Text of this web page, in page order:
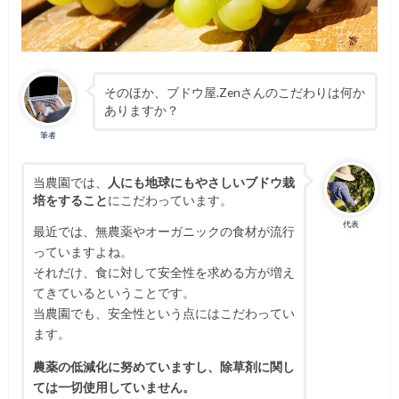
筆者
そのほか、ブドウ屋.Zenさんのこだわりは何か
ありますか？
代表
当農園では、
人にも地球にもやさしいブドウ栽
培をすることにこだわっています。
最近では、無農薬やオーガニックの食材が流行
っていますよね。
それだけ、食に対して安全性を求める方が増え
てきているということです。
当農園でも、安全性という点にはこだわってい
ます。
農薬の低減化に努めていますし、除草剤に関し
ては一切使用していません。